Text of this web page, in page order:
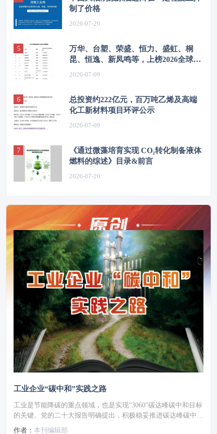
制了价格
2026-07-20
万华、台塑、荣盛、恒力、盛虹、桐
昆、恒逸、新凤鸣等，上榜2026全球化
2026-07-09
总投资约222亿元，百万吨乙烯及高端
化工新材料项目环评公示
2026-07-09
《通过微藻培育实现 CO₂转化制备液体
燃料的综述》目录&前言
2026-07-20
工业企业“碳中和”实践之路
工业是节能降碳的重点领域，也是实现“3060”碳达峰碳中和目标
的关键。党的二十大报告明确提出，积极稳妥推进碳达峰碳中
和，推进降碳、减污、扩绿、增长，完善能源消耗总量和强度调
作者： 本刊编辑部